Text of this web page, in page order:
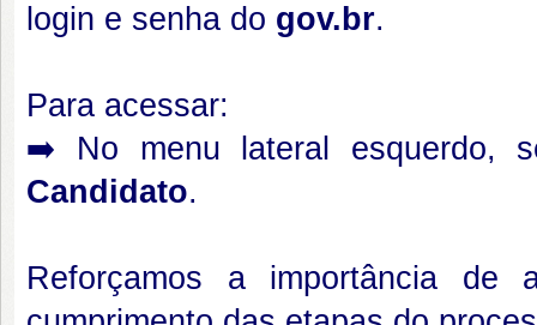
login e senha do gov.br.
Para acessar:
➡️ No menu lateral esquerdo,
Candidato.
Reforçamos a importância de